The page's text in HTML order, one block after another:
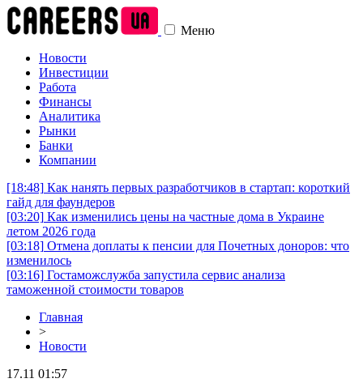
Меню
Новости
Инвестиции
Работа
Финансы
Аналитика
Рынки
Банки
Компании
[18:48] Как нанять первых разработчиков в стартап: короткий
гайд для фаундеров
[03:20] Как изменились цены на частные дома в Украине
летом 2026 года
[03:18] Отмена доплаты к пенсии для Почетных доноров: что
изменилось
[03:16] Гостаможслужба запустила сервис анализа
таможенной стоимости товаров
Главная
>
Новости
17.11 01:57